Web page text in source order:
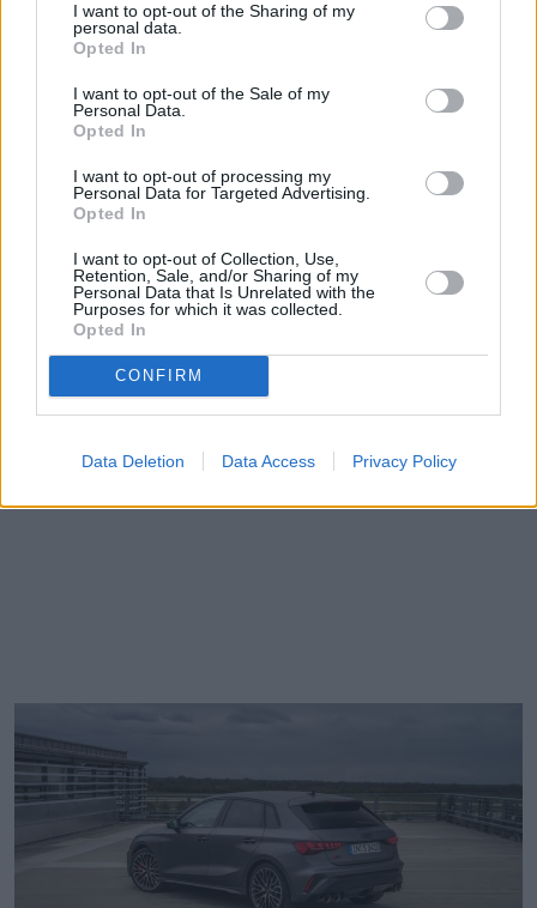
I want to opt-out of the Sharing of my
personal data.
Opted In
I want to opt-out of the Sale of my
Personal Data.
Opted In
I want to opt-out of processing my
Personal Data for Targeted Advertising.
Opted In
I want to opt-out of Collection, Use,
Retention, Sale, and/or Sharing of my
Personal Data that Is Unrelated with the
Purposes for which it was collected.
Opted In
CONFIRM
Data Deletion Data Access Privacy Policy
pogadałem z ekspertem. Prawda jest taka, że ten
mały odprysk na szybie to tykająca bomba. Gdy
wjedziesz w dziurę albo trafi cię nagła zmiana
temperatury, "pajączek" pójdzie dalej i zamiast
taniej naprawy, czeka cię kosztowna wymiana
na własne oczy zobaczyć, jak profesjonaliści radzą
sobie z takimi uszkodzeniami.
Czytaj całość